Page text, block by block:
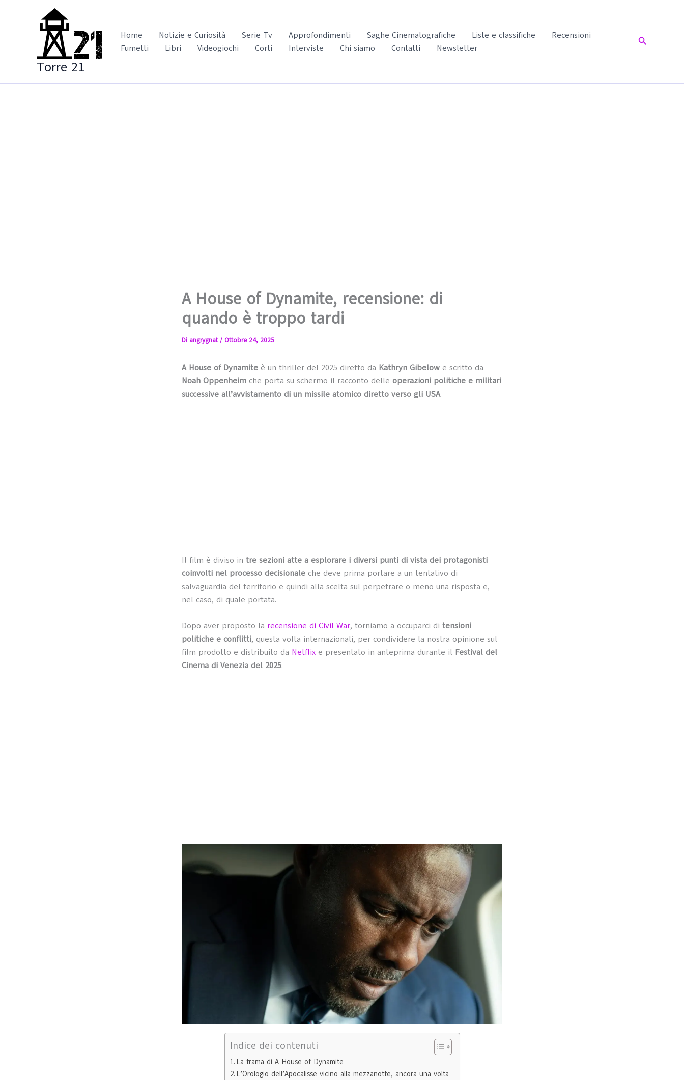
Torre 21
Home Notizie e Curiosità Serie Tv Approfondimenti Saghe Cinematografiche Liste e classifiche
Recensioni
Fumetti
Libri Videogiochi Corti Interviste Chi siamo Contatti Newsletter
Cerca
A House of Dynamite, recensione: di
quando è troppo tardi
Di angrygnat/ Ottobre 24, 2025
A House of Dynamite è un thriller del 2025 diretto da Kathryn Gibelow e scritto da
Noah Oppenheim che porta su schermo il racconto delle operazioni politiche e militari
successive all’avvistamento di un missile atomico diretto verso gli USA.
Il film è diviso in tre sezioni atte a esplorare i diversi punti di vista dei protagonisti
coinvolti nel processo decisionale che deve prima portare a un tentativo di
salvaguardia del territorio e quindi alla scelta sul perpetrare o meno una risposta e,
nel caso, di quale portata.
Dopo aver proposto la recensione di Civil War, torniamo a occuparci di tensioni
politiche e conflitti, questa volta internazionali, per condividere la nostra opinione sul
film prodotto e distribuito da Netflix e presentato in anteprima durante il Festival del
Cinema di Venezia del 2025.
Indice dei contenuti
La trama di A House of Dynamite
L’Orologio dell’Apocalisse vicino alla mezzanotte, ancora una volta